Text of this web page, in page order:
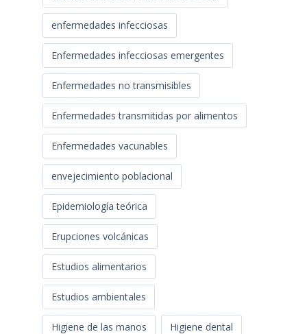
enfermedades infecciosas
Enfermedades infecciosas emergentes
Enfermedades no transmisibles
Enfermedades transmitidas por alimentos
Enfermedades vacunables
envejecimiento poblacional
Epidemiología teórica
Erupciones volcánicas
Estudios alimentarios
Estudios ambientales
Higiene de las manos Higiene dental